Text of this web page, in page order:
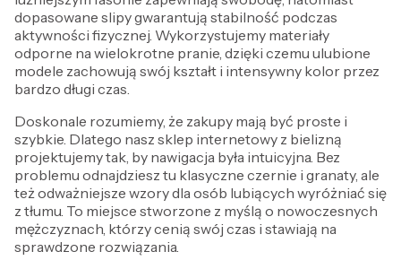
dopasowane slipy gwarantują stabilność podczas
aktywności fizycznej. Wykorzystujemy materiały
odporne na wielokrotne pranie, dzięki czemu ulubione
modele zachowują swój kształt i intensywny kolor przez
bardzo długi czas.
Doskonale rozumiemy, że zakupy mają być proste i
szybkie. Dlatego nasz sklep internetowy z bielizną
projektujemy tak, by nawigacja była intuicyjna. Bez
problemu odnajdziesz tu klasyczne czernie i granaty, ale
też odważniejsze wzory dla osób lubiących wyróżniać się
z tłumu. To miejsce stworzone z myślą o nowoczesnych
mężczyznach, którzy cenią swój czas i stawiają na
sprawdzone rozwiązania.